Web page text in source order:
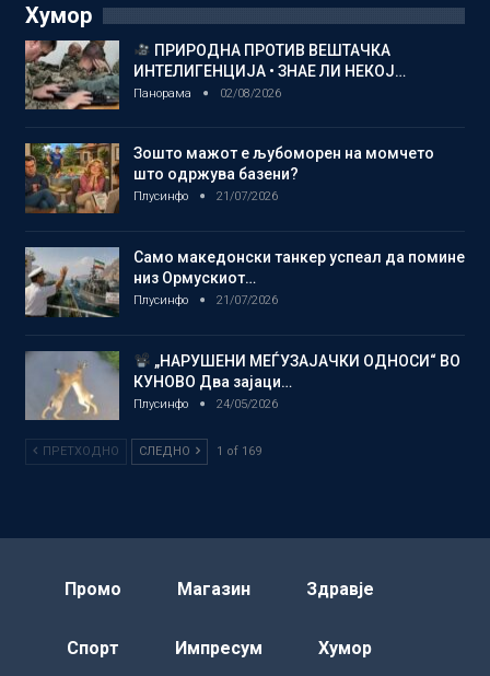
Хумор
ПРИРОДНА ПРОТИВ ВЕШТАЧКА
ИНТЕЛИГЕНЦИЈА • ЗНАЕ ЛИ НЕКОЈ…
Панорама 02/08/2026
Зошто мажот е љубоморен на момчето
што одржува базени?
Плусинфо 21/07/2026
Само македонски танкер успеал да помине
низ Ормускиот…
Плусинфо 21/07/2026
„НАРУШЕНИ МЕЃУЗАЈАЧКИ ОДНОСИ“ ВО
КУНОВО Два зајаци…
Плусинфо 24/05/2026
ПРЕТХОДНО СЛЕДНО 1 of 169
Промо Магазин Здравје
Спорт Импресум Хумор